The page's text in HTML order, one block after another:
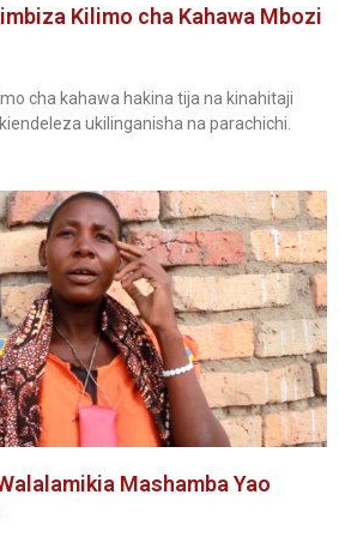
Kilimo cha Kahawa Mbozi
cha kahawa hakina tija na kinahitaji
ukilinganisha na parachichi.
Mashamba Yao